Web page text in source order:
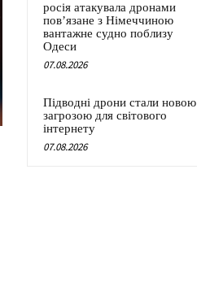
росія атакувала дронами
пов’язане з Німеччиною
вантажне судно поблизу
Одеси
07.08.2026
Підводні дрони стали новою
загрозою для світового
інтернету
07.08.2026